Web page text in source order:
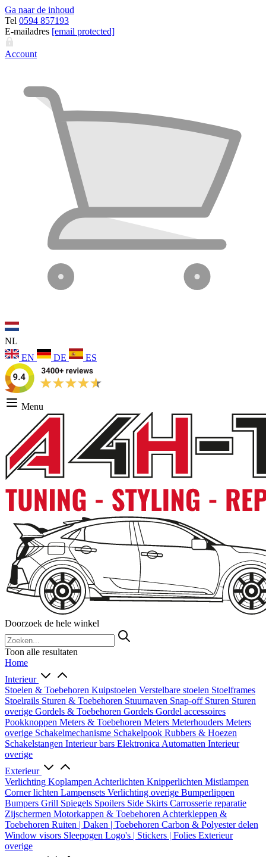
Ga naar de inhoud
Tel 0594 857193
E-mailadres [email protected]
Account
NL
EN
DE ES
Menu
Doorzoek de hele winkel
Toon alle resultaten
Home
Interieur
Stoelen & Toebehoren Kuipstoelen Verstelbare stoelen Stoelframes
Stoelrails Sturen & Toebehoren Stuurnaven Snap-off Sturen Sturen
overige Gordels & Toebehoren Gordels Gordel accessoires
Pookknoppen Meters & Toebehoren Meters Meterhouders Meters
overige Schakelmechanisme Schakelpook Rubbers & Hoezen
Schakelstangen Interieur bars Elektronica Automatten Interieur
overige
Exterieur
Verlichting Koplampen Achterlichten Knipperlichten Mistlampen
Corner lichten Lampensets Verlichting overige Bumperlippen
Bumpers Grill Spiegels Spoilers Side Skirts Carrosserie reparatie
Zijschermen Motorkappen & Toebehoren Achterkleppen &
Toebehoren Ruiten | Daken | Toebehoren Carbon & Polyester delen
Window visors Sleepogen Logo's | Stickers | Folies Exterieur
overige